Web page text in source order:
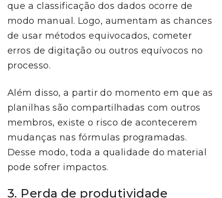
que a classificação dos dados ocorre de
modo manual. Logo, aumentam as chances
de usar métodos equivocados, cometer
erros de digitação ou outros equívocos no
processo.
Além disso, a partir do momento em que as
planilhas são compartilhadas com outros
membros, existe o risco de acontecerem
mudanças nas fórmulas programadas.
Desse modo, toda a qualidade do material
pode sofrer impactos.
3. Perda de produtividade